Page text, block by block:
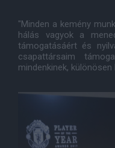
"Minden a kemény
hálás vagyok a
támogatásáért és
csapattársaim
mindenkinek,